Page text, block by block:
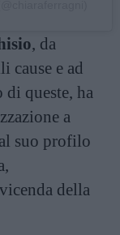
, da
cause e ad
di queste, ha
a
suo profilo
della